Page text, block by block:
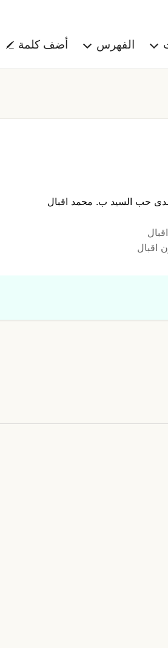
الفهرس أضف كلمة
حب السيد ب. محمد اقبال
اقبال